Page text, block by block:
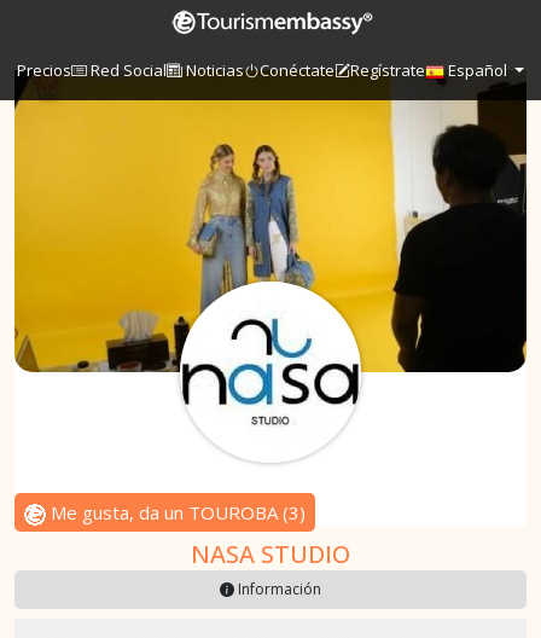
Precios Red Social Noticias Conéctate Regístrate Español
Me gusta, da un TOUROBA(3)
NASA STUDIO
Información